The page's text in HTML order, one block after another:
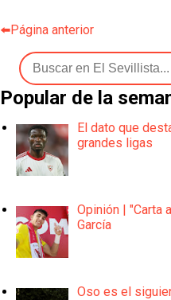
⬅️Página anterior
Popular de la
El dato que
grandes ligas
Opinión | "Carta
García
Oso es el